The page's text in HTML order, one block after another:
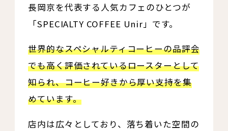
長岡京を代表する人気カフェのひとつが
「SPECIALTY COFFEE Unir」です。
世界的なスペシャルティコーヒーの品評会
でも高く評価されているロースターとして
知られ、コーヒー好きから厚い支持を集
めています。
店内は広々としており、落ち着いた空間の